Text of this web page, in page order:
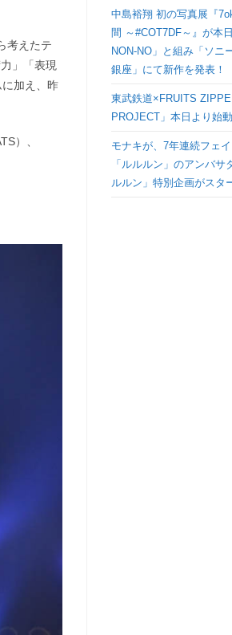
考えたテ
」「表現
加え、昨
）、
中島裕翔 初の写真展『
間 ～#COT7DF～』が本
NON-NO」と組み「ソニ
銀座」にて新作を発表！
東武鉄道×FRUITS
PROJECT」本日より始動
モナキが、7年連続フェ
「ルルルン」のアンバ
ルルン」特別企画がスタ